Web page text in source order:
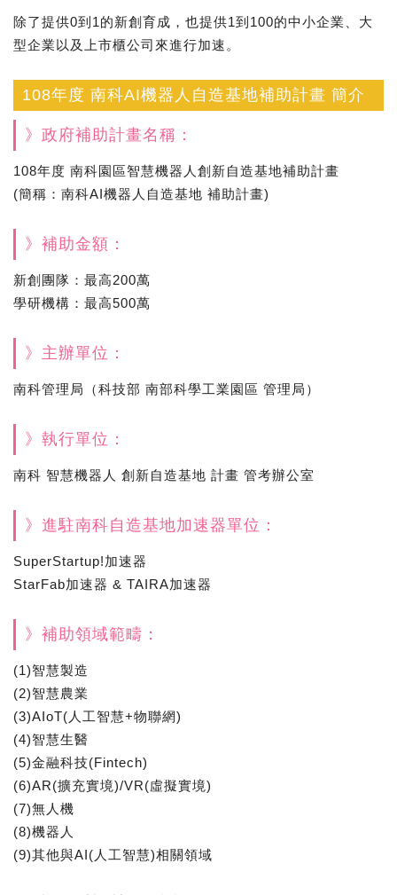
除了提供0到1的新創育成，也提供1到100的中小企業、大
型企業以及上市櫃公司來進行加速。
108年度 南科AI機器人自造基地補助計畫 簡介
》政府補助計畫名稱：
108年度 南科園區智慧機器人創新自造基地補助計畫
(簡稱：南科AI機器人自造基地 補助計畫)
》補助金額：
新創團隊：最高200萬
學研機構：最高500萬
》主辦單位：
南科管理局（科技部 南部科學工業園區 管理局）
》執行單位：
南科 智慧機器人 創新自造基地 計畫 管考辦公室
》進駐南科自造基地加速器單位：
SuperStartup!加速器
StarFab加速器 & TAIRA加速器
》補助領域範疇：
(1)智慧製造
(2)智慧農業
(3)AIoT(人工智慧+物聯網)
(4)智慧生醫
(5)金融科技(Fintech)
(6)AR(擴充實境)/VR(虛擬實境)
(7)無人機
(8)機器人
(9)其他與AI(人工智慧)相關領域